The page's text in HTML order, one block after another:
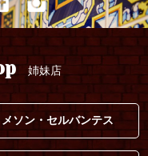
姉妹店
メソン・セルバンテス